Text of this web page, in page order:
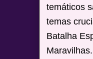
temáticos
temas
Batalha